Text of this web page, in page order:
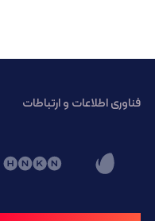
فناوری اطلاعات و ارتباطات